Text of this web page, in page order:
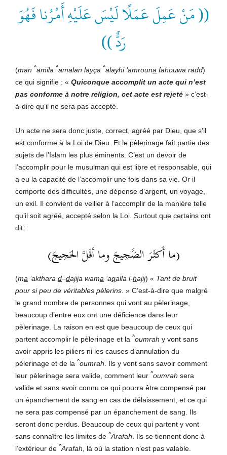
(( مَنْ عَمِلَ عَمَلًا لَيْسَ عَلَيْهِ أَمْرُنا فَهُوَ
رَدٌّ ))
(man ^amila ^amalan layça ^alayhi ‘amrouna fahouwa radd)
ce qui signifie : « Quiconque accomplit un acte qui n’est
pas conforme à notre religion, cet acte est rejeté » c’est-
à-dire qu’il ne sera pas accepté.
Un acte ne sera donc juste, correct, agréé par Dieu, que s’il
est conforme à la Loi de Dieu. Et le pèlerinage fait partie des
sujets de l’Islam les plus éminents. C’est un devoir de
l’accomplir pour le musulman qui est libre et responsable, qui
a eu la capacité de l’accomplir une fois dans sa vie. Or il
comporte des difficultés, une dépense d’argent, un voyage,
un exil. Il convient de veiller à l’accomplir de la manière telle
qu’il soit agréé, accepté selon la Loi. Surtout que certains ont
dit :
(ما أَكثَرَ الضَّجِيجَ وما أقَلَّ الحَجِيجَ)
(ma ‘akthara d–dajija wama ‘aqalla l-hajij) « Tant de bruit
pour si peu de véritables pèlerins . » C’est-à-dire que malgré
le grand nombre de personnes qui vont au pèlerinage,
beaucoup d’entre eux ont une déficience dans leur
pèlerinage. La raison en est que beaucoup de ceux qui
partent accomplir le pèlerinage et la ^oumrah y vont sans
avoir appris les piliers ni les causes d’annulation du
pèlerinage et de la ^oumrah . Ils y vont sans savoir comment
leur pèlerinage sera valide, comment leur ^oumrah sera
valide et sans avoir connu ce qui pourra être compensé par
un épanchement de sang en cas de délaissement, et ce qui
ne sera pas compensé par un épanchement de sang. Ils
seront donc perdus. Beaucoup de ceux qui partent y vont
sans connaître les limites de ^Arafah . Ils se tiennent donc à
l’extérieur de ^Arafah , là où la station n’est pas valable.